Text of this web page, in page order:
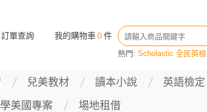
訂單查詢 我的購物車 0件
熱門: Scholastic 全民英檢
兒美教材 讀本小說
英語檢定
美國專案 場地租借